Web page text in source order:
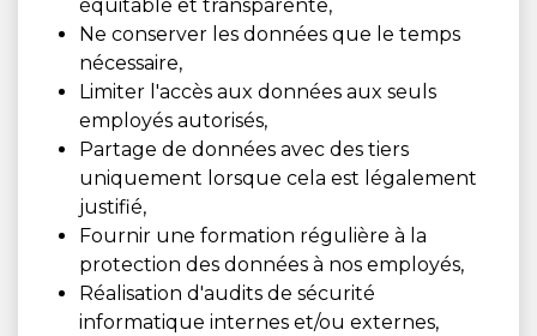
équitable et transparente,
Ne conserver les données que le temps
nécessaire,
Limiter l'accès aux données aux seuls
employés autorisés,
Partage de données avec des tiers
uniquement lorsque cela est légalement
justifié,
Fournir une formation régulière à la
protection des données à nos employés,
Réalisation d'audits de sécurité
informatique internes et/ou externes,